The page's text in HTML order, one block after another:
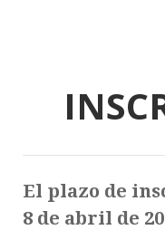
El plazo de
8 de abril de